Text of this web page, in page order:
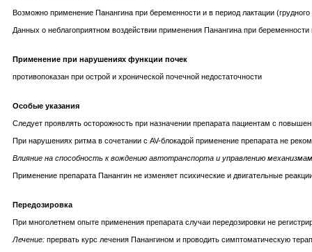
Возможно применение Панангина при беременности и в период лактации
Данных о неблагоприятном воздействии применения Панангина при беременности
Применение при нарушениях функции почек
противопоказан при острой и хронической почечной недостаточности
Особые указания
Следует проявлять осторожность при назначении препарата пациентам с
При нарушениях ритма в сочетании с AV-блокадой применение препарата не
Влияние на способность к вождению автотранспорта и управлению
Применение препарата Панангин не изменяет психические и двигательные
Передозировка
При многолетнем опыте применения препарата случаи передозировки не
Лечение: прервать курс лечения Панангином и проводить симптоматическую